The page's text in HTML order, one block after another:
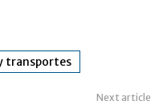
transportes
Next article